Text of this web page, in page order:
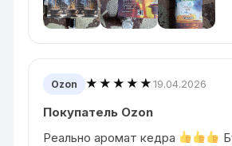
Ozon ★★★★★19.04.2026
Покупатель Ozon
Реально аромат кедра